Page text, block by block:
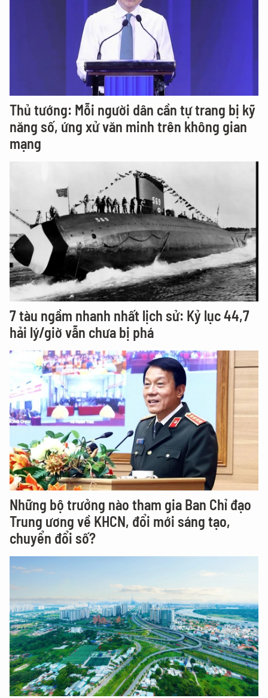
Thủ tướng: Mỗi người dân cần tự trang bị kỹ
năng số, ứng xử văn minh trên không gian
mạng
7 tàu ngầm nhanh nhất lịch sử: Kỷ lục 44,7
hải lý/giờ vẫn chưa bị phá
Những bộ trưởng nào tham gia Ban Chỉ đạo
Trung ương về KHCN, đổi mới sáng tạo,
chuyển đổi số?